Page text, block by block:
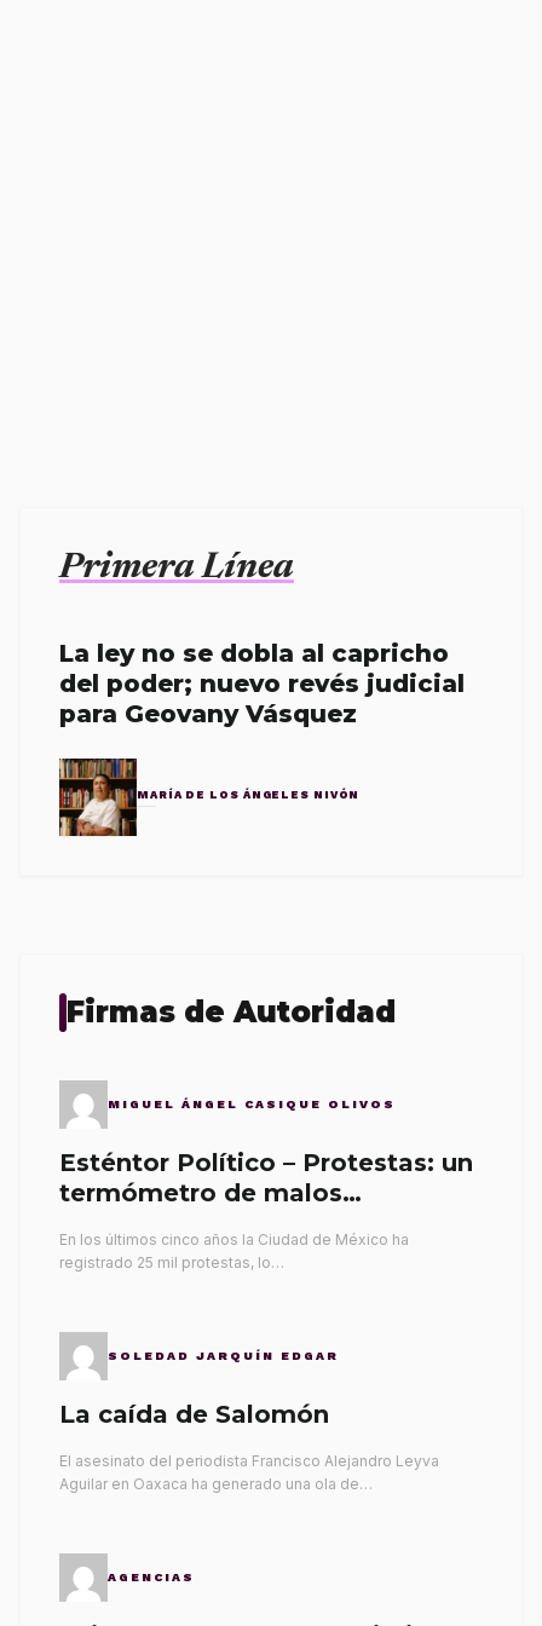
Primera Línea
La ley no se dobla al capricho
del poder; nuevo revés judicial
para Geovany Vásquez
MARÍA DE LOS ÁNGELES NIVÓN
Firmas de Autoridad
MIGUEL ÁNGEL CASIQUE OLIVOS
Esténtor Político – Protestas: un
termómetro de malos
En los últimos cinco años la Ciudad de México ha
registrado 25 mil protestas, lo…
SOLEDAD JARQUÍN EDGAR
La caída de Salomón
El asesinato del periodista Francisco Alejandro Leyva
Aguilar en Oaxaca ha generado una ola de…
AGENCIAS